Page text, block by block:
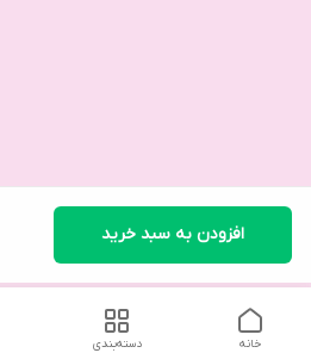
افزودن به سبد خرید
دسته‌بندی خانه